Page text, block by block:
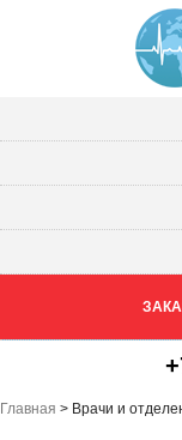
Главная > Врачи и